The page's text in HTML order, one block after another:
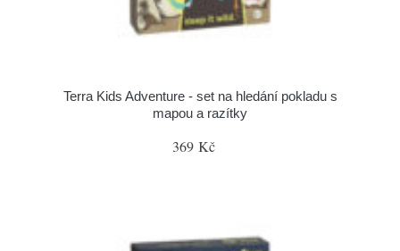
Terra Kids Adventure - set na hledání pokladu s
mapou a razítky
369 Kč